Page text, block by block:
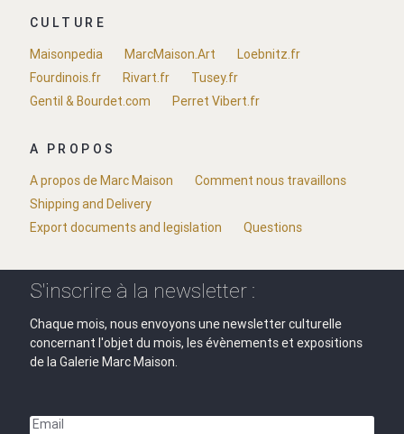
CULTURE
Maisonpedia
MarcMaison.Art
Loebnitz.fr
Fourdinois.fr
Rivart.fr
Tusey.fr
Gentil & Bourdet.com
Perret Vibert.fr
A PROPOS
A propos de Marc Maison
Comment nous travaillons
Shipping and Delivery
Export documents and legislation
Questions
S'inscrire à la newsletter :
Chaque mois, nous envoyons une newsletter culturelle
concernant l'objet du mois, les évènements et expositions
de la Galerie Marc Maison.
Email